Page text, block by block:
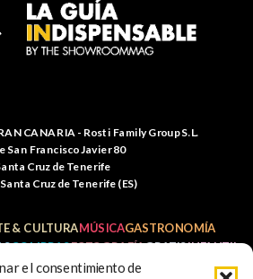
el consentimiento de
CANARIA - Rosti Family Group S.L.
San Francisco Javier 80
Cruz de Tenerife
Cruz de Tenerife (ES)
& CULTURAMÚSICAGASTRONOMÍA
COMPRASFOTOGRAFÍAGRATISINFANTIL